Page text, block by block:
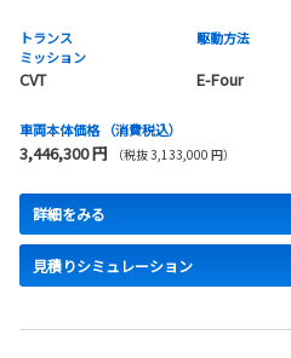
トランス
ミッション
CVT
駆動方法
E-Four
車両本体価格 （消費税込）
3,446,300 円 （税抜 3,133,000 円）
詳細をみる
見積りシミュレーション